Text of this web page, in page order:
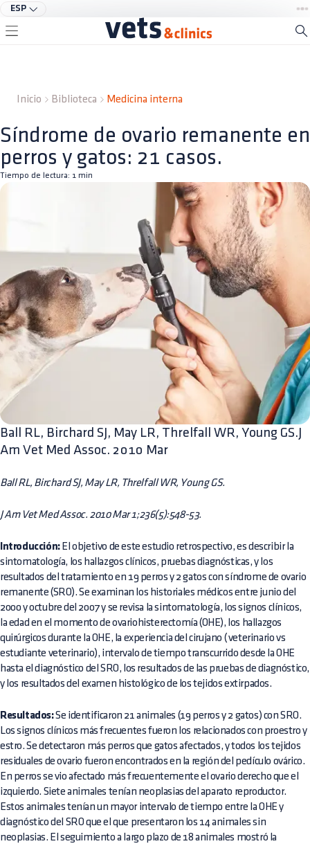
ESP
Inicio Biblioteca Medicina interna
Síndrome de ovario remanente en
perros y gatos: 21 casos.
Tiempo de lectura: 1 min
Ball RL, Birchard SJ, May LR, Threlfall WR, Young GS.J
Am Vet Med Assoc. 2010 Mar
Ball RL, Birchard SJ, May LR, Threlfall WR, Young GS.
J Am Vet Med Assoc. 2010 Mar 1;236(5):548-53.
Introducción:El objetivo de este estudio retrospectivo, es describir la
sintomatología, los hallazgos clínicos, pruebas diagnósticas, y los
resultados del tratamiento en 19 perros y 2 gatos con síndrome de ovario
remanente (SRO). Se examinan los historiales médicos entre junio del
2000 y octubre del 2007 y se revisa la sintomatología, los signos clínicos,
la edad en el momento de ovariohisterectomía (OHE), los hallazgos
quirúrgicos durante la OHE, la experiencia del cirujano ( veterinario vs
estudiante veterinario), intervalo de tiempo transcurrido desde la OHE
hasta el diagnóstico del SRO, los resultados de las pruebas de diagnóstico,
y los resultados del examen histológico de los tejidos extirpados.
Resultados:Se identificaron 21 animales (19 perros y 2 gatos) con SRO.
Los signos clínicos más frecuentes fueron los relacionados con proestro y
estro. Se detectaron más perros que gatos afectados, y todos los tejidos
residuales de ovario fueron encontrados en la región del pedículo ovárico.
En perros se vio afectado más frecuentemente el ovario derecho que el
izquierdo. Siete animales tenían neoplasias del aparato reproductor.
Estos animales tenían un mayor intervalo de tiempo entre la OHE y
diagnóstico del SRO que el que presentaron los 14 animales sin
neoplasias. El seguimiento a largo plazo de 18 animales mostró la